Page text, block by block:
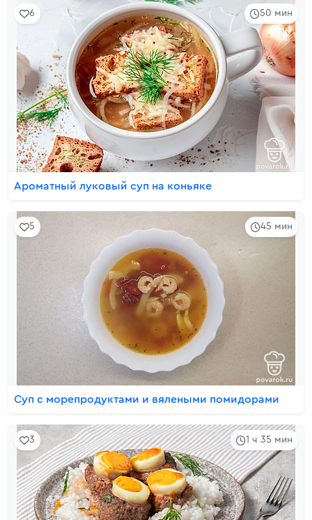
50 мин
6
Ароматный луковый суп на коньяке
45 мин
5
Суп с морепродуктами и вялеными помидорами
1 ч 35 мин
3